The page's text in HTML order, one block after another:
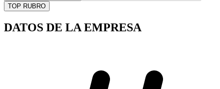
TOP RUBRO
DATOS DE LA EMPRESA